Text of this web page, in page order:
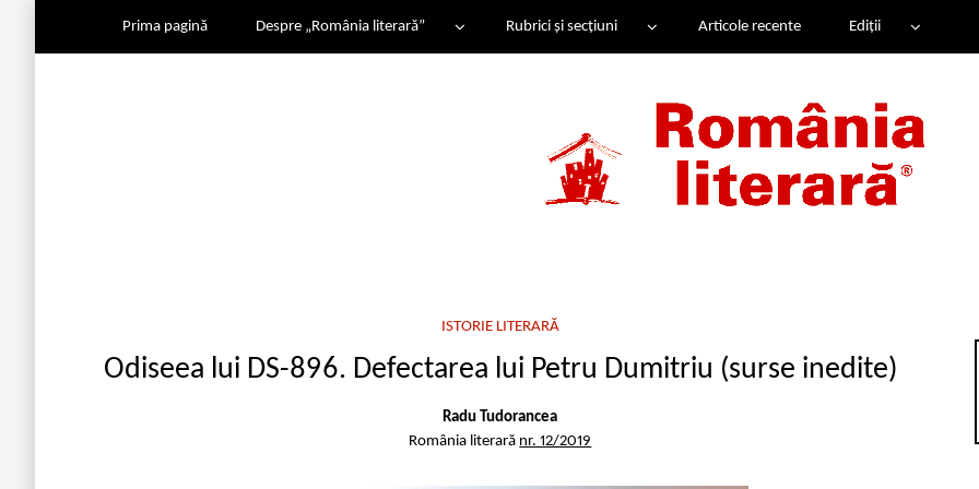
Prima pagină Despre „România literară” Rubrici și secțiuni Articole recente Ediții
ISTORIE LITERARĂ
Odiseea lui DS-896. Defectarea lui Petru Dumitriu (surse inedite)
Radu Tudorancea
România literară nr. 12/2019